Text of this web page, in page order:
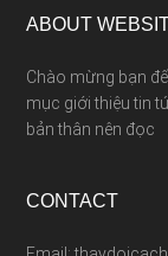
ABOUT
Chào mừng bạn
mục giới thiệu tin
bản thân nên đọc
CONTACT